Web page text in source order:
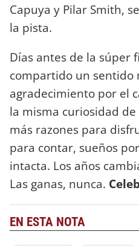
Capuya y Pilar Smith,
la pista.
Días antes de la súper
compartido un sentido
agradecimiento por el
la misma curiosidad
más razones para
para contar, sueños
intacta. Los años
Las ganas, nunca.
EN ESTA NOTA